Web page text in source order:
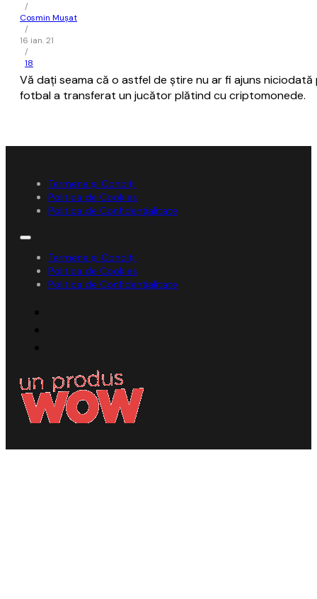
/
Cosmin Mușat
/
16 ian. 21
/
18
Vă daţi seama că o astfel de ştire nu ar fi ajuns
fotbal a transferat un jucător plătind cu criptomonede.
Termene și Condiții
Politica de Cookies
Politica de Confidențialitate
Termene și Condiții
Politica de Cookies
Politica de Confidențialitate